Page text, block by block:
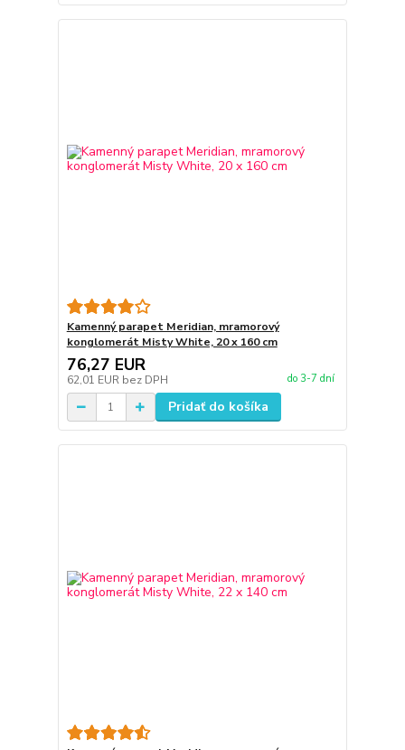
Kamenný parapet Meridian, mramorový
konglomerát Misty White, 20 x 160 cm
76,27 EUR
62,01 EUR bez DPH do 3-7 dní
Pridať do košíka